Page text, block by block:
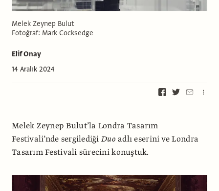
Elif Onay
14 Aralık 2024
Melek Zeynep Bulut
Fotoğraf: Mark Cocksedge
Melek Zeynep Bulut’la Londra Tasarım
Festivali’nde sergilediğiDuo adlı eserini ve Londra
Tasarım Festivali sürecini konuştuk.